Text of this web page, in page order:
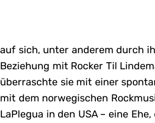
auf sich, unter anderem durch
Beziehung mit Rocker Til
überraschte sie mit einer
mit dem norwegischen
LaPlegua in den USA – eine